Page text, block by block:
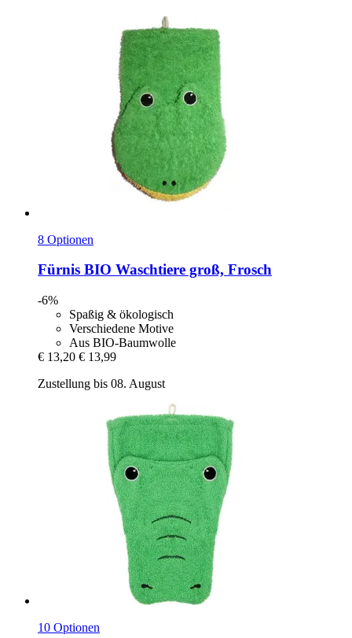
8 Optionen
Fürnis BIO Waschtiere groß, Frosch
-6%
Spaßig & ökologisch
Verschiedene Motive
Aus BIO-Baumwolle
€ 13,20 € 13,99
Zustellung bis 08. August
10 Optionen